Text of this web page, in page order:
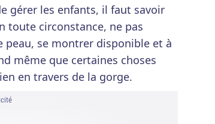
gérer les enfants, il faut savoir
toute circonstance, ne pas
se montrer disponible et à
même que certaines choses
en travers de la gorge.